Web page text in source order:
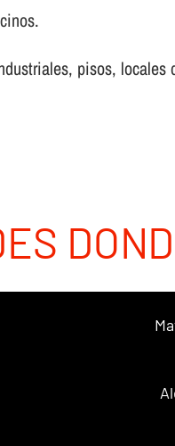
pisos, locales